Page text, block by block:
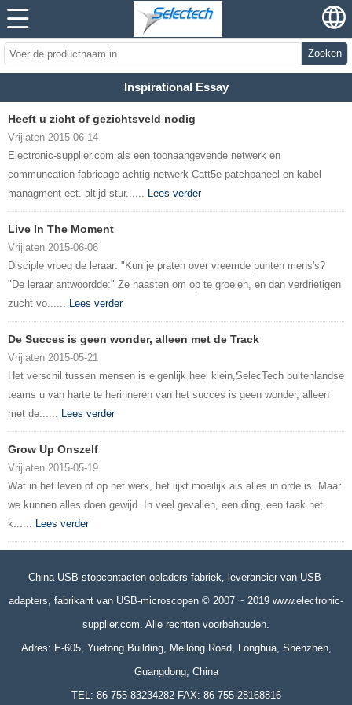
Zoeken
Inspirational Essay
Heeft u zicht of gezichtsveld nodig
Vrijlaten 2015-06-14
Electronic-supplier.com als een toonaangevende netwerk en
communcation fabricage achtig netwerk Catt5e patchpaneel en kabel
managment ect. altijd stur...... Lees verder
Live In The Moment
Vrijlaten 2015-06-06
Disciple vroeg de leraar: "Kun je praten over vreemde punten mens's?
"De leraar antwoordde:" Ze haasten om op te groeien, en dan verdrietigen
zucht vo...... Lees verder
De Succes is geen wonder, alleen met de Track
Vrijlaten 2015-05-21
Het verschil tussen mensen is eigenlijk heel klein,SelecTech buitenlandse
teams u van harte te herinneren van het succes is geen wonder, alleen
met de...... Lees verder
Grow Up Onszelf
Vrijlaten 2015-05-19
Wat in het leven of op het werk, het lijkt moeilijk als alles in orde is. Maar
we kunnen alles doen gewijd. In veel gevallen, een ding, een taak het
k...... Lees verder
China USB-stopcontacten opladers fabriek, leverancier van USB-
adapters, fabrikant van USB-microscopen © 2007 ~ 2019 www.electronic-
supplier.com. Alle rechten voorbehouden.
Adres: E-605, Yuetong Building, Meilong Road, Longhua, Shenzhen,
Guangdong, China
TEL: 86-755-83234282 FAX: 86-755-28168816